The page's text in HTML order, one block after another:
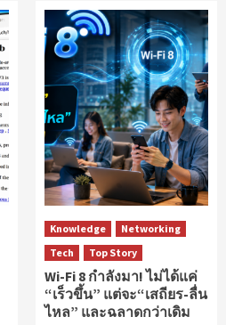
Knowledge
Networking
Tech
Top Story
Wi-Fi 8 กำลังมา! ไม่ได้แค่
“เร็วขึ้น” แต่จะ“เสถียร-ลื่น
ไหล” และฉลาดกว่าเดิม